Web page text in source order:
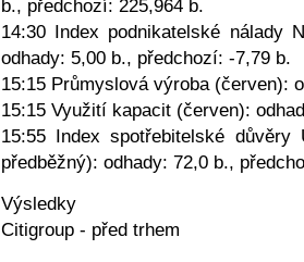
b., předchozí: 225,964 b.
14:30 Index podnikatelské nálady
odhady: 5,00 b., předchozí: -7,79 b.
15:15 Průmyslová výroba (červen):
15:15 Využití kapacit (červen):
15:55 Index spotřebitelské
předběžný): odhady: 72,0 b.,
Výsledky
Citigroup - před trhem